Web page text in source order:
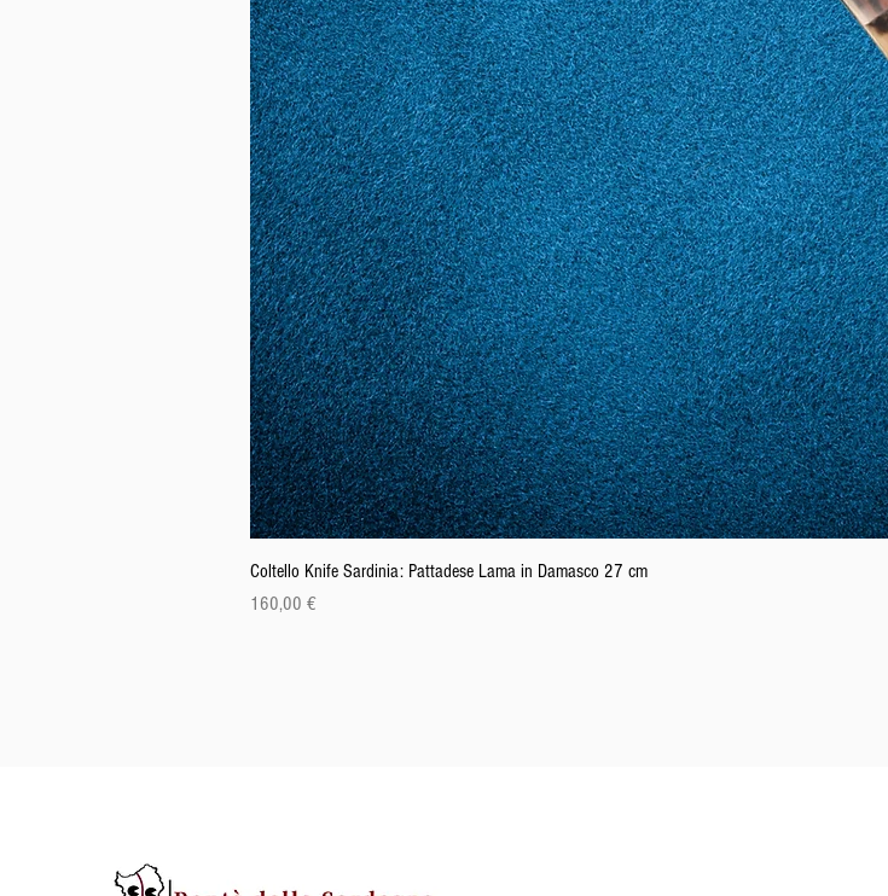
Coltello Knife Sardinia: Pattadese Lama in Damasco 27 cm
Precio
160,00 €